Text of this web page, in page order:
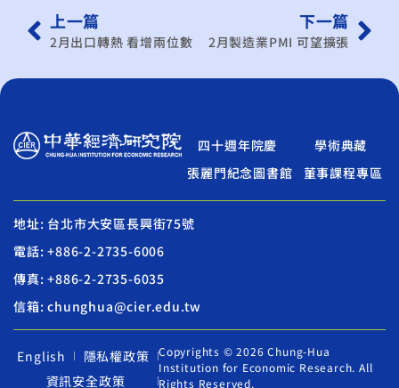
上一篇
2月出口轉熱 看增兩位數
下一篇
2月製造業PMI 可望擴張
四十週年院慶
學術典藏
張麗門紀念圖書館
董事課程專區
地址: 台北市大安區長興街75號
電話: +886-2-2735-6006
傳真: +886-2-2735-6035
信箱: chunghua@cier.edu.tw
English
隱私權政策
資訊安全政策
Copyrights © 2026 Chung-Hua
Institution for Economic Research. All
Rights Reserved.